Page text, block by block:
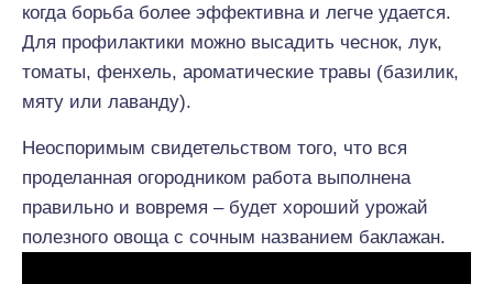
когда борьба более эффективна и легче удается.
Для профилактики можно высадить чеснок, лук,
томаты, фенхель, ароматические травы (базилик,
мяту или лаванду).
Неоспоримым свидетельством того, что вся
проделанная огородником работа выполнена
правильно и вовремя – будет хороший урожай
полезного овоща с сочным названием баклажан.